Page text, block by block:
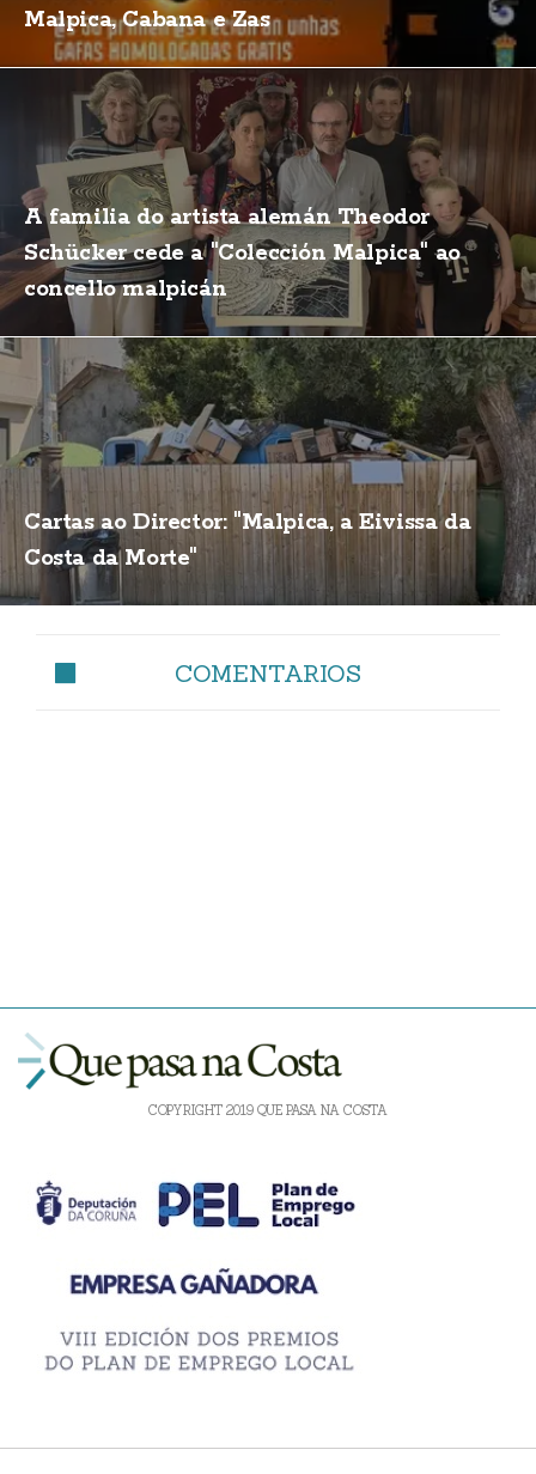
Malpica, Cabana e Zas
A familia do artista alemán Theodor
Schücker cede a "Colección Malpica" ao
concello malpicán
Cartas ao Director: "Malpica, a Eivissa da
Costa da Morte"
COMENTARIOS
COPYRIGHT 2019 QUE PASA NA COSTA